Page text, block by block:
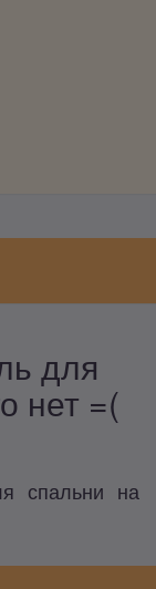
для
нет =(
спальни на